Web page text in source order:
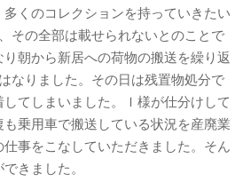
くのコレクションを持っていきたい
その全部は載せられないとのことで
朝から新居への荷物の搬送を繰り返
なりました。その日は残置物処分で
てしまいました。Ｉ様が仕分けして
乗用車で搬送している状況を産廃業
事をこなしていただきました。そん
きました。